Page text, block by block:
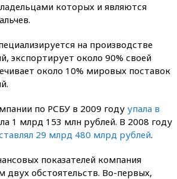
которых и являются
на производстве
экспортирует около 90% своей
около 10% мировых поставок
по РСБУ в 2009 году упала в
1 млрд 153 млн рублей. В 2008 году
29 млрд 480 млрд рублей.
показателей компания
двух обстоятельств. Во-первых,